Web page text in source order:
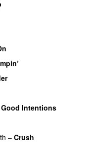
Good Intentions
– Crush